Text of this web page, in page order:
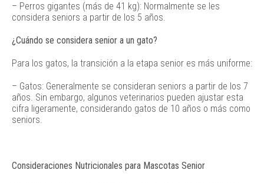
– Perros gigantes (más de 41 kg): Normalmente se les
considera seniors a partir de los 5 años.
¿Cuándo se considera senior a un gato?
Para los gatos, la transición a la etapa senior es más uniforme:
– Gatos: Generalmente se consideran seniors a partir de los 7
años. Sin embargo, algunos veterinarios pueden ajustar esta
cifra ligeramente, considerando gatos de 10 años o más como
seniors.
Consideraciones Nutricionales para Mascotas Senior